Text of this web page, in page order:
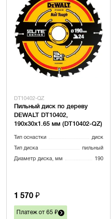
DT10402-QZ
Пильный диск по дереву
DEWALT DT10402,
190х30х1.65 мм (DT10402-QZ)
Тип оснастки диск
Тип диска пильный
Диаметр диска, мм 190
1 570 ₽
Платеж от 65 ₽